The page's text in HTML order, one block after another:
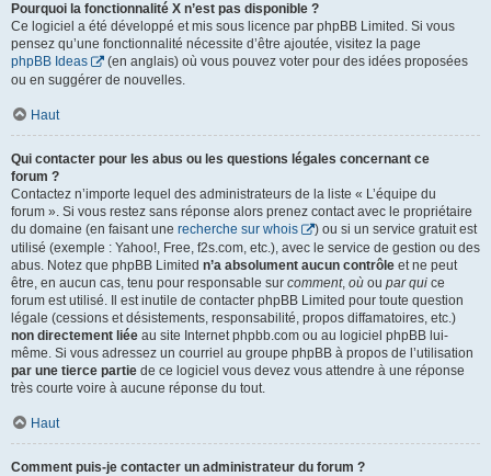
Pourquoi la fonctionnalité X n’est pas disponible ?
Ce logiciel a été développé et mis sous licence par phpBB Limited. Si vous
pensez qu’une fonctionnalité nécessite d’être ajoutée, visitez la page
phpBB Ideas
(en anglais) où vous pouvez voter pour des idées proposées
ou en suggérer de nouvelles.
Haut
Qui contacter pour les abus ou les questions légales concernant ce
forum ?
Contactez n’importe lequel des administrateurs de la liste « L’équipe du
forum ». Si vous restez sans réponse alors prenez contact avec le propriétaire
du domaine (en faisant une recherche sur whois
) ou si un service gratuit est
utilisé (exemple : Yahoo!, Free, f2s.com, etc.), avec le service de gestion ou des
abus. Notez que phpBB Limited n’a absolument aucun contrôle et ne peut
être, en aucun cas, tenu pour responsable sur comment, où ou par qui ce
forum est utilisé. Il est inutile de contacter phpBB Limited pour toute question
légale (cessions et désistements, responsabilité, propos diffamatoires, etc.)
non directement liée au site Internet phpbb.com ou au logiciel phpBB lui-
même. Si vous adressez un courriel au groupe phpBB à propos de l’utilisation
par une tierce partie de ce logiciel vous devez vous attendre à une réponse
très courte voire à aucune réponse du tout.
Haut
Comment puis-je contacter un administrateur du forum ?